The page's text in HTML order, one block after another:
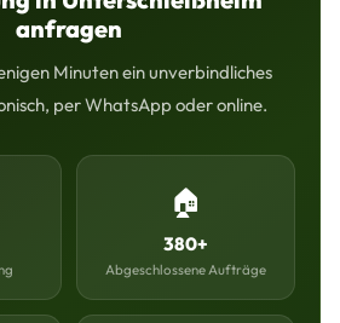
anfragen
Minuten ein unverbindliches
per WhatsApp oder online.
🏠
380+
Abgeschlossene Aufträge